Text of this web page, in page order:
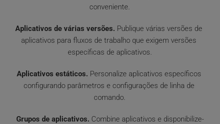
conveniente.
Aplicativos de várias versões. Publique várias versões de
aplicativos para fluxos de trabalho que exigem versões
específicas de aplicativos.
Aplicativos estáticos. Personalize aplicativos específicos
configurando parâmetros e configurações de linha de
comando.
Grupos de aplicativos. Combine aplicativos e disponibilize-